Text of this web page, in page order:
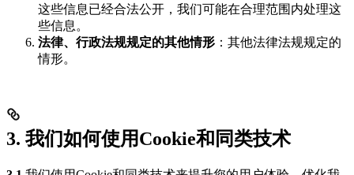
这些信息已经合法公开，我们可能在合理范围内处理这
些信息。
法律、行政法规规定的其他情形 ：其他法律法规规定的
情形。
3. 我们如何使用Cookie和同类技术